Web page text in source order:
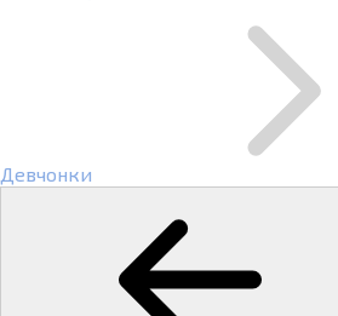
Девчонки